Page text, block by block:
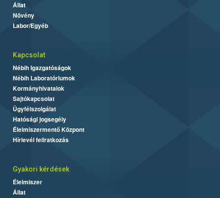
Állat
Növény
Labor/Egyéb
Kapcsolat
Nébih Igazgatóságok
Nébih Laboratóriumok
Kormányhivatalok
Sajtókapcsolat
Ügyfélszolgálat
Hatósági jogsegély
Élelmiszermentő Központ
Hírlevél feliratkozás
Gyakori kérdések
Élelmiszer
Állat